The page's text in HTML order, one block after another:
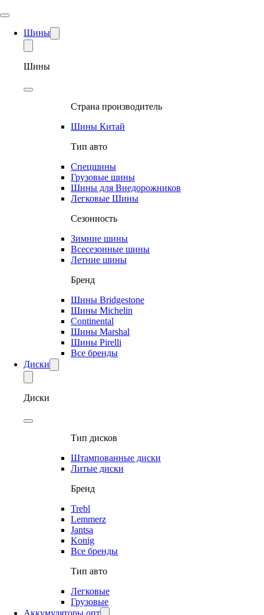
Шины
Шины
Страна производитель
Шины Китай
Тип авто
Спецшины
Грузовые шины
Шины для Внедорожников
Легковые Шины
Сезонность
Зимние шины
Всесезонные шины
Летние шины
Бренд
Шины Bridgestone
Шины Michelin
Continental
Шины Marshal
Шины Pirelli
Все бренды
Диски
Диски
Тип дисков
Штампованные диски
Литые диски
Бренд
Trebl
Lemmerz
Jantsa
Konig
Все бренды
Тип авто
Легковые
Грузовые
Аккумуляторы опт